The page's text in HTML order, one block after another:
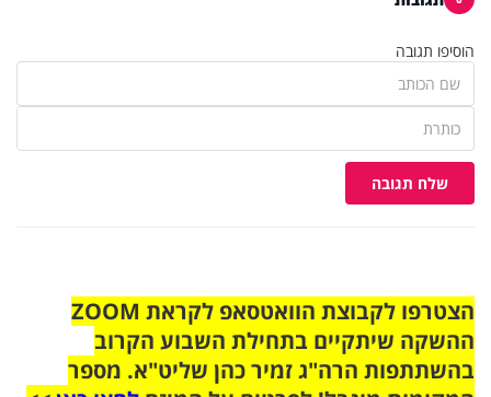
הוסיפו תגובה
שלח תגובה
הצטרפו לקבוצת הוואטסאפ לקראת ZOOM
ההשקה שיתקיים בתחילת השבוע הקרוב
בהשתתפות הרה"ג זמיר כהן שליט"א. מספר